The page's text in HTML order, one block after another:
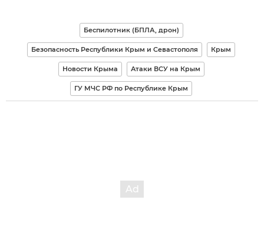
Беспилотник (БПЛА, дрон)
Безопасность Республики Крым и Севастополя Крым
Новости Крыма Атаки ВСУ на Крым
ГУ МЧС РФ по Республике Крым